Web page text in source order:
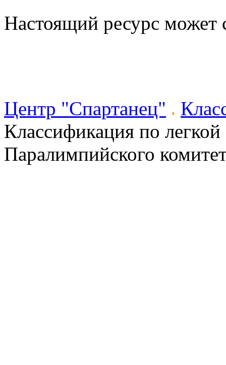
Настоящий ресурс может
Центр "Спартанец"
Классификация по
Паралимпийского